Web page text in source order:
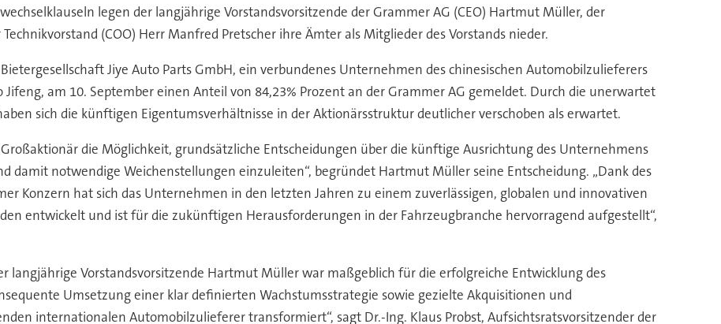
legen der langjährige Vorstandsvorsitzende der Grammer AG (CEO) Hartmut Müller, der
(COO) Herr Manfred Pretscher ihre Ämter als Mitglieder des Vorstands nieder.
Jiye Auto Parts GmbH, ein verbundenes Unternehmen des chinesischen Automobilzulieferers
am 10. September einen Anteil von 84,23% Prozent an der Grammer AG gemeldet. Durch die unerwartet
sich die künftigen Eigentumsverhältnisse in der Aktionärsstruktur deutlicher verschoben als erwartet.
die Möglichkeit, grundsätzliche Entscheidungen über die künftige Ausrichtung des Unternehmens
damit notwendige Weichenstellungen einzuleiten“, begründet Hartmut Müller seine Entscheidung. „Dank des
Konzern hat sich das Unternehmen in den letzten Jahren zu einem zuverlässigen, globalen und innovativen
entwickelt und ist für die zukünftigen Herausforderungen in der Fahrzeugbranche hervorragend aufgestellt“,
langjährige Vorstandsvorsitzende Hartmut Müller war maßgeblich für die erfolgreiche Entwicklung des
Umsetzung einer klar definierten Wachstumsstrategie sowie gezielte Akquisitionen und
internationalen Automobilzulieferer transformiert“, sagt Dr.-Ing. Klaus Probst, Aufsichtsratsvorsitzender der